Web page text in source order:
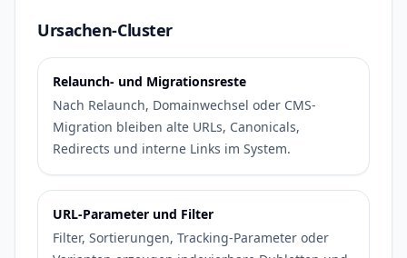
Ursachen-Cluster
Relaunch- und Migrationsreste
Nach Relaunch, Domainwechsel oder CMS-
Migration bleiben alte URLs, Canonicals,
Redirects und interne Links im System.
URL-Parameter und Filter
Filter, Sortierungen, Tracking-Parameter oder